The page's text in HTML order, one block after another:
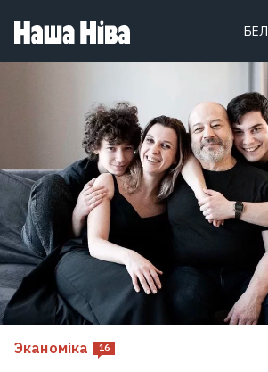
БЕЛ
Эканоміка 16